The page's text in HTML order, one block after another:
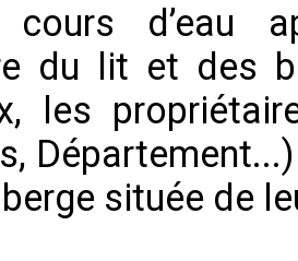
d’eau
du lit et des
les
située de